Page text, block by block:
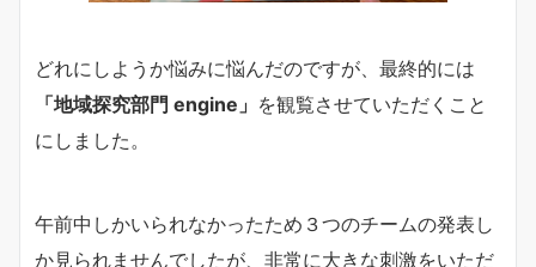
どれにしようか悩みに悩んだのですが、最終的には
「地域探究部門 engine」 を観覧させていただくこと
にしました。
午前中しかいられなかったため３つのチームの発表し
か見られませんでしたが、非常に大きな刺激をいただ